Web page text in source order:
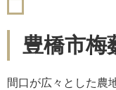
豊橋市
間口が広々とした農